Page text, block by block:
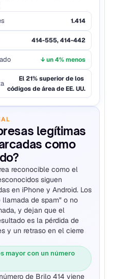
1.414
414-555, 414-442
↓ un 4% menos
El 21% superior de los
códigos de área de EE. UU.
legítimas
como
reconocible como el
siguen
en iPhone y Android. Los
de spam" o no
y dejan que el
es la pérdida de
y un retraso en el cierre
mayor con un número
de Brilo 414 viene